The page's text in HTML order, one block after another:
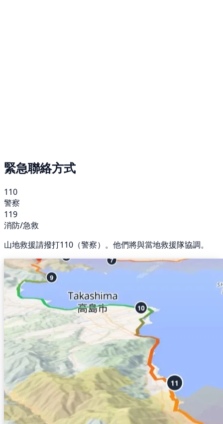
緊急聯絡方式
110
警察
119
消防/急救
山地救援請撥打110（警察）。他們將與當地救援隊協調。